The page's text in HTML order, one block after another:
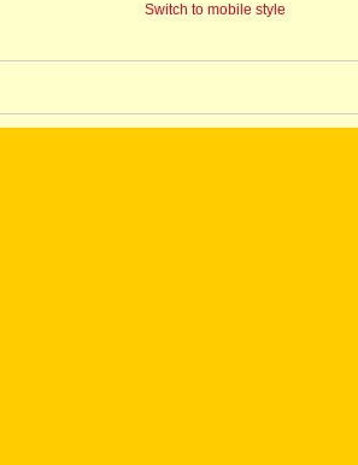
Switch to mobile style